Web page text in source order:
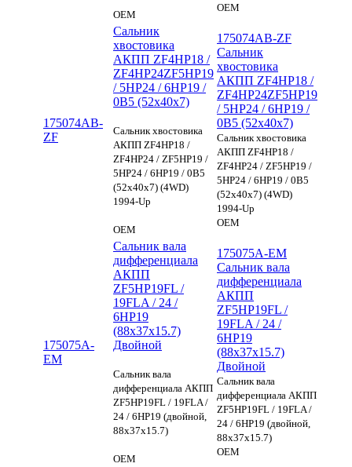
OEM
OEM
175074AB-
ZF
Сальник
хвостовика
АКПП ZF4HP18 /
ZF4HP24ZF5HP19
/ 5HP24 / 6HP19 /
0B5 (52x40x7)
Сальник хвостовика
АКПП ZF4HP18 /
ZF4HP24 / ZF5HP19 /
5HP24 / 6HP19 / 0B5
(52x40x7) (4WD)
1994-Up
OEM
175074AB-ZF
Сальник
хвостовика
АКПП ZF4HP18 /
ZF4HP24ZF5HP19
/ 5HP24 / 6HP19 /
0B5 (52x40x7)
Сальник хвостовика
АКПП ZF4HP18 /
ZF4HP24 / ZF5HP19 /
5HP24 / 6HP19 / 0B5
(52x40x7) (4WD)
1994-Up
OEM
175075A-
EM
Сальник вала
дифференциала
АКПП
ZF5HP19FL /
19FLA / 24 /
6HP19
(88x37x15.7)
Двойной
Сальник вала
дифференциала АКПП
ZF5HP19FL / 19FLA /
24 / 6HP19 (двойной,
88x37x15.7)
OEM
175075A-EM
Сальник вала
дифференциала
АКПП
ZF5HP19FL /
19FLA / 24 /
6HP19
(88x37x15.7)
Двойной
Сальник вала
дифференциала АКПП
ZF5HP19FL / 19FLA /
24 / 6HP19 (двойной,
88x37x15.7)
OEM